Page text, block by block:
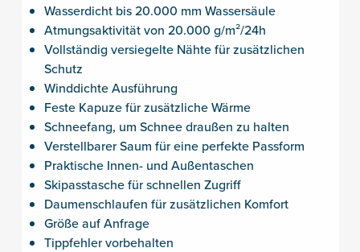
Wasserdicht bis 20.000 mm Wassersäule
Atmungsaktivität von 20.000 g/m²/24h
Vollständig versiegelte Nähte für zusätzlichen
Schutz
Winddichte Ausführung
Feste Kapuze für zusätzliche Wärme
Schneefang, um Schnee draußen zu halten
Verstellbarer Saum für eine perfekte Passform
Praktische Innen- und Außentaschen
Skipasstasche für schnellen Zugriff
Daumenschlaufen für zusätzlichen Komfort
Größe auf Anfrage
Tippfehler vorbehalten